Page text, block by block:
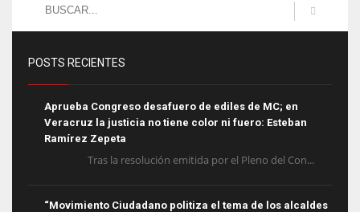
POSTS RECIENTES
Aprueba Congreso desafuero de ediles de MC; en
Veracruz la justicia no tiene color ni fuero: Esteban
Ramírez Zepeta
Tras la resolución emitida por el Pleno del Con...
“Movimiento Ciudadano politiza el tema de los alcaldes